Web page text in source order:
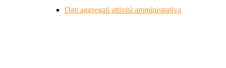
Dati aggregati attività amministrativa